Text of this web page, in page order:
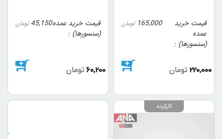
قیمت خرید
عمده
(سنسورها)
165,000 تومان
220,000 تومان
قیمت خرید عمده
(سنسورها)
45,150 تومان
60,200 تومان
کارکرده